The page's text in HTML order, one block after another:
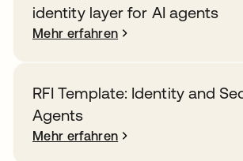
identity layer for AI agents
Mehr erfahren
RFI Template: Identity and
Agents
Mehr erfahren